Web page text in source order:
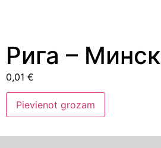
Рига – Минск
0,01 €
Рига
Минск
Pievienot grozam